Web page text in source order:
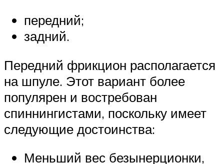
передний;
задний.
Передний фрикцион располагается
на шпуле. Этот вариант более
популярен и востребован
спиннингистами, поскольку имеет
следующие достоинства:
Меньший вес безынерционки,